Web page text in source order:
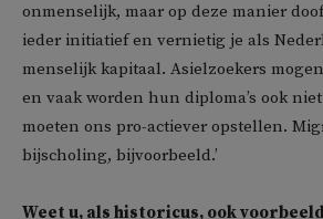
onmenselijk, maar op deze manier
ieder initiatief en vernietig je als
menselijk kapitaal. Asielzoekers
en vaak worden hun diploma’s ook
moeten ons pro-actiever opstellen.
bijscholing, bijvoorbeeld.’
Weet u, als historicus, ook